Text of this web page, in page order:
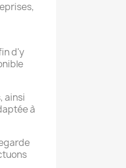
d'y
ainsi
à